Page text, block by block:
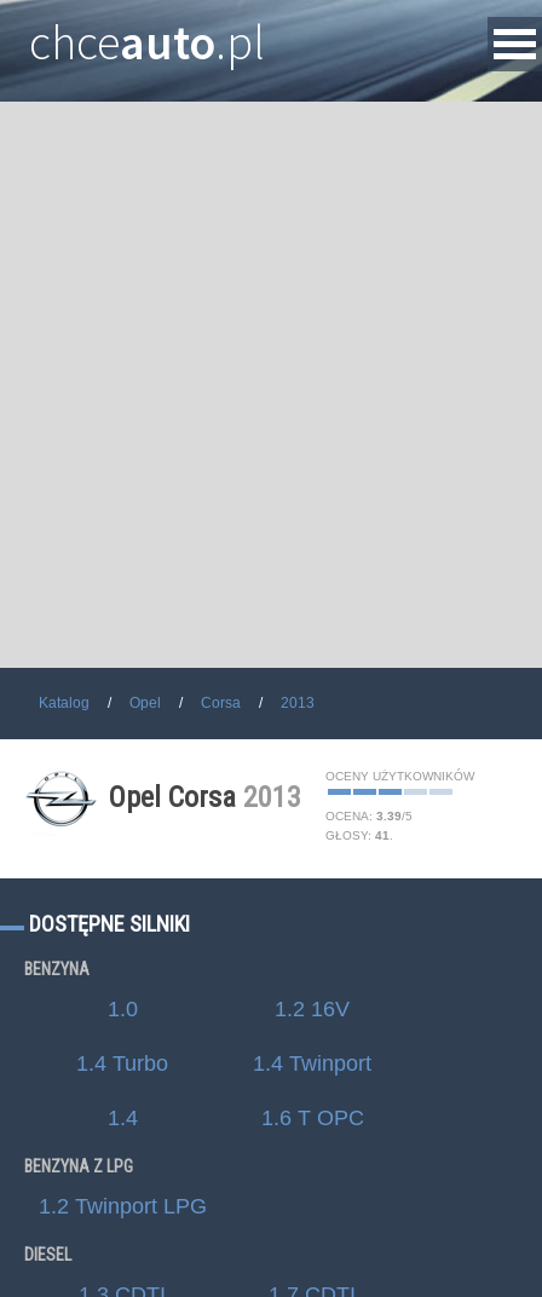
chceauto.pl
Katalog Opel Corsa 2013
Opel Corsa 2013
OCENY UŻYTKOWNIKÓW
OCENA: 3.39/5
GŁOSY: 41
DOSTĘPNE SILNIKI
BENZYNA
1.0 1.2 16V
1.4 Turbo 1.4 Twinport
1.4 1.6 T OPC
BENZYNA Z LPG
1.2 Twinport LPG
DIESEL